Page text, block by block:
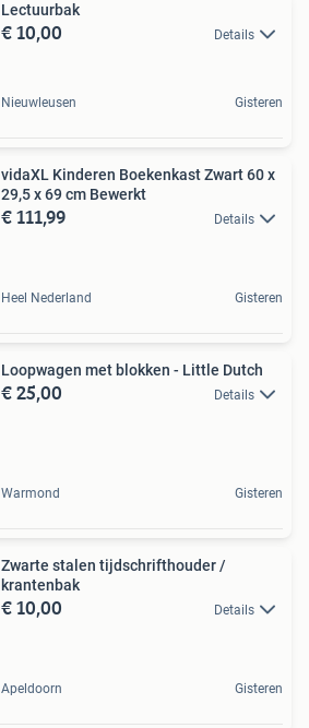
Lectuurbak
€ 10,00 Details
Nieuwleusen Gisteren
vidaXL Kinderen Boekenkast Zwart 60 x
29,5 x 69 cm Bewerkt
€ 111,99 Details
Heel Nederland Gisteren
Loopwagen met blokken - Little Dutch
€ 25,00 Details
Warmond Gisteren
Zwarte stalen tijdschrifthouder /
krantenbak
€ 10,00 Details
Apeldoorn Gisteren